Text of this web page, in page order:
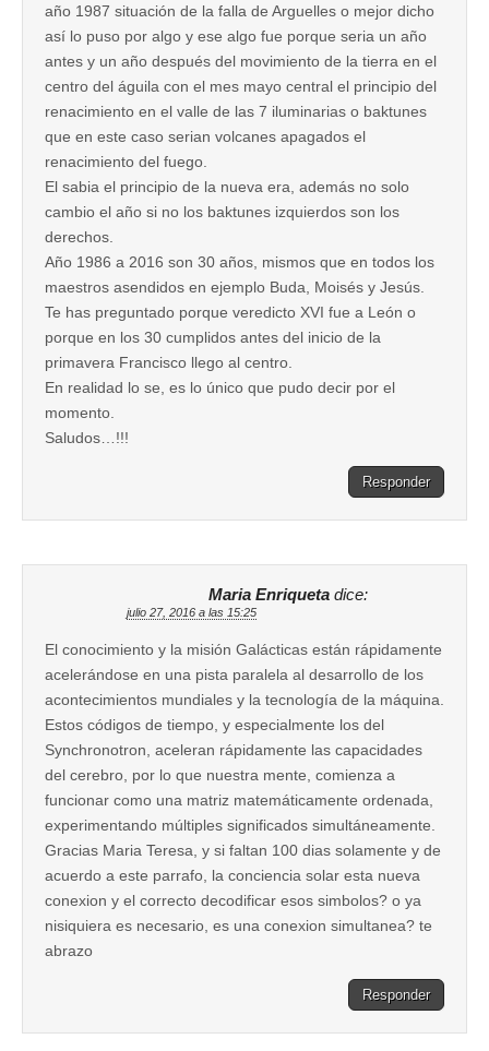
año 1987 situación de la falla de Arguelles o mejor dicho
así lo puso por algo y ese algo fue porque seria un año
antes y un año después del movimiento de la tierra en el
centro del águila con el mes mayo central el principio del
renacimiento en el valle de las 7 iluminarias o baktunes
que en este caso serian volcanes apagados el
renacimiento del fuego.
El sabia el principio de la nueva era, además no solo
cambio el año si no los baktunes izquierdos son los
derechos.
Año 1986 a 2016 son 30 años, mismos que en todos los
maestros asendidos en ejemplo Buda, Moisés y Jesús.
Te has preguntado porque veredicto XVI fue a León o
porque en los 30 cumplidos antes del inicio de la
primavera Francisco llego al centro.
En realidad lo se, es lo único que pudo decir por el
momento.
Saludos…!!!
Responder
Maria Enriqueta dice:
julio 27, 2016 a las 15:25
El conocimiento y la misión Galácticas están rápidamente
acelerándose en una pista paralela al desarrollo de los
acontecimientos mundiales y la tecnología de la máquina.
Estos códigos de tiempo, y especialmente los del
Synchronotron, aceleran rápidamente las capacidades
del cerebro, por lo que nuestra mente, comienza a
funcionar como una matriz matemáticamente ordenada,
experimentando múltiples significados simultáneamente.
Gracias Maria Teresa, y si faltan 100 dias solamente y de
acuerdo a este parrafo, la conciencia solar esta nueva
conexion y el correcto decodificar esos simbolos? o ya
nisiquiera es necesario, es una conexion simultanea? te
abrazo
Responder